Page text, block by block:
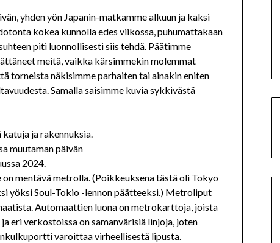
yhden yön Japanin-matkamme alkuun ja kaksi
kokea kunnolla edes viikossa, puhumattakaan
piti luonnollisesti siis tehdä. Päätimme
meitä, vaikka kärsimmekin molemmat
torneista näkisimme parhaiten tai ainakin eniten
Samalla saisimme kuvia sykkivästä
muutaman päivän
2024.
mentävä metrolla. (Poikkeuksena tästä oli Tokyo
yöksi Soul-Tokio -lennon päätteeksi.) Metroliput
Automaattien luona on metrokarttoja, joista
eri verkostoissa on samanvärisiä linjoja, joten
varoittaa virheellisestä lipusta.